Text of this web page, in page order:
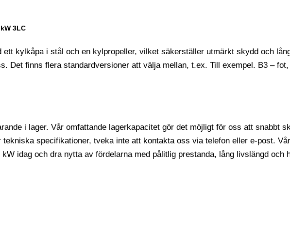
3LC
ett kylkåpa i stål och en kylpropeller, vilket säkerställer utmärkt skydd och
Det finns flera standardversioner att välja mellan, t.ex. Till exempel. B3 –
i lager. Vår omfattande lagerkapacitet gör det möjligt för oss att snabbt
specifikationer, tveka inte att kontakta oss via telefon eller e-post.
idag och dra nytta av fördelarna med pålitlig prestanda, lång livslängd och